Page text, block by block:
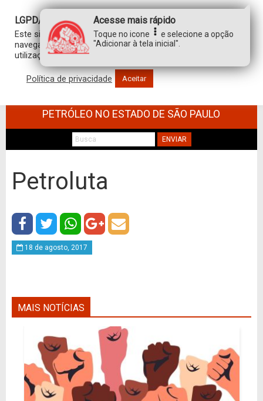
SINDICATO DOS TRABALHADORES NO
PETRÓLEO NO ESTADO DE SÃO PAULO
ENVIAR
Petroluta
18 de agosto, 2017
MAIS NOTÍCIAS
LGPD/GDPR
Este site usa cookies para personalizar sua experiência de
navegação. Ao clicar em “aceitar”, você concorda com a
utilização de TODOS os cookies.
Política de privacidade Aceitar
Acesse mais rápido
Toque no icone
e selecione a opção
"Adicionar à tela inicial".